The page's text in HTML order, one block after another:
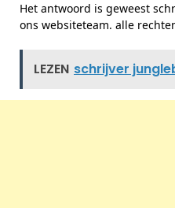
Het antwoord is geweest
ons websiteteam. alle
LEZEN schrijver